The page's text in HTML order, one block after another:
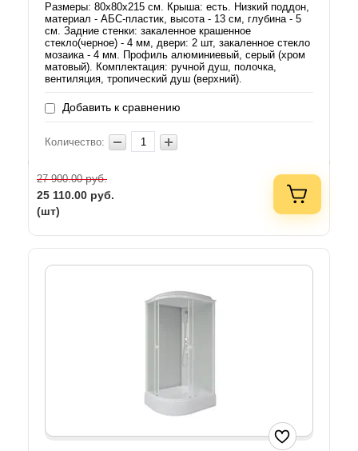
Размеры: 80х80х215 см. Крыша: есть. Низкий поддон,
материал - АБС-пластик, высота - 13 см, глубина - 5
см. Задние стенки: закаленное крашенное
стекло(черное) - 4 мм, двери: 2 шт, закаленное стекло
мозаика - 4 мм. Профиль алюминиевый, серый (хром
матовый). Комплектация: ручной душ, полочка,
вентиляция, тропический душ (верхний).
Добавить к сравнению
Количество:
27 900.00руб.
25 110.00 руб.
(шт)